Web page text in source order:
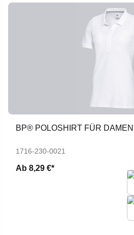
BP® POLOSHIRT FÜR DAMEN
1716-230-0021
Ab 8,29 €*